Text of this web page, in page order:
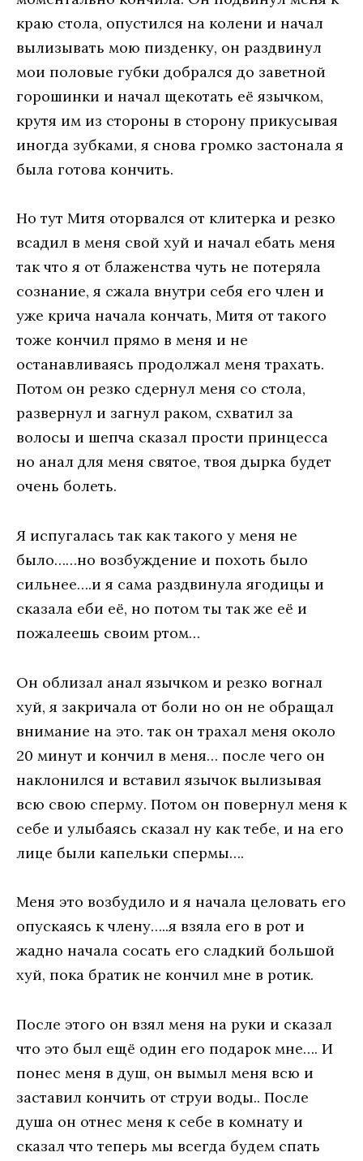
краю стола, опустился на колени и начал
вылизывать мою пизденку, он раздвинул
мои половые губки добрался до заветной
горошинки и начал щекотать её язычком,
крутя им из стороны в сторону прикусывая
иногда зубками, я снова громко застонала я
была готова кончить.
Но тут Митя оторвался от клитерка и резко
всадил в меня свой хуй и начал ебать меня
так что я от блаженства чуть не потеряла
сознание, я сжала внутри себя его член и
уже крича начала кончать, Митя от такого
тоже кончил прямо в меня и не
останавливаясь продолжал меня трахать.
Потом он резко сдернул меня со стола,
развернул и загнул раком, схватил за
волосы и шепча сказал прости принцесса
но анал для меня святое, твоя дырка будет
очень болеть.
Я испугалась так как такого у меня не
было……но возбуждение и похоть было
сильнее….и я сама раздвинула ягодицы и
сказала еби её, но потом ты так же её и
пожалеешь своим ртом…
Он облизал анал язычком и резко вогнал
хуй, я закричала от боли но он не обращал
внимание на это. так он трахал меня около
20 минут и кончил в меня… после чего он
наклонился и вставил язычок вылизывая
всю свою сперму. Потом он повернул меня к
себе и улыбаясь сказал ну как тебе, и на его
лице были капельки спермы….
Меня это возбудило и я начала целовать его
опускаясь к члену…..я взяла его в рот и
жадно начала сосать его сладкий большой
хуй, пока братик не кончил мне в ротик.
После этого он взял меня на руки и сказал
что это был ещё один его подарок мне…. И
понес меня в душ, он вымыл меня всю и
заставил кончить от струи воды.. После
душа он отнес меня к себе в комнату и
сказал что теперь мы всегда будем спать